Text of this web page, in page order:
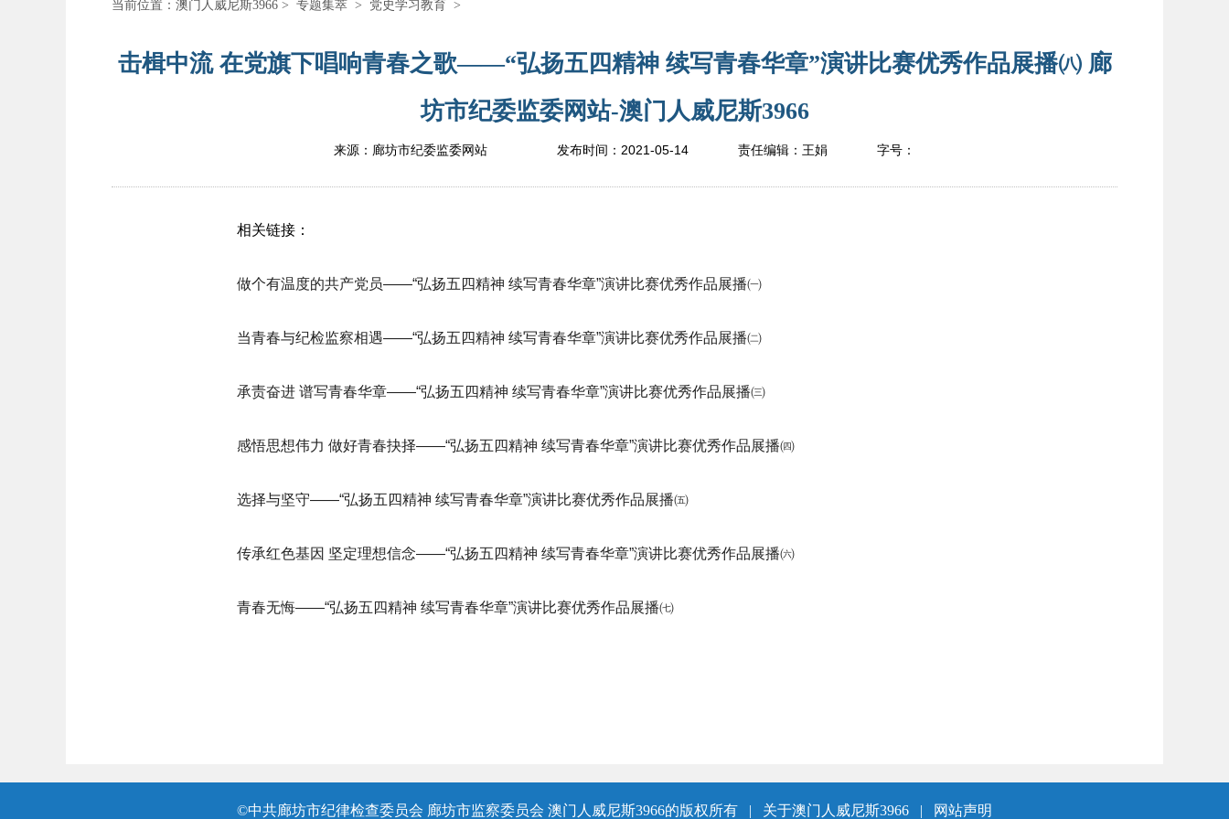
当前位置： 澳门人威尼斯3966 > 专题集萃 > 党史学习教育 >
击楫中流 在党旗下唱响青春之歌——“弘扬五四精神 续写青春华章”演讲比赛优秀作品展播㈧ 廊
坊市纪委监委网站-澳门人威尼斯3966
来源：廊坊市纪委监委网站 发布时间： 2021-05-14 责任编辑： 王娟 字号：
相关链接：
做个有温度的共产党员——“弘扬五四精神 续写青春华章”演讲比赛优秀作品展播㈠
当青春与纪检监察相遇——“弘扬五四精神 续写青春华章”演讲比赛优秀作品展播㈡
承责奋进 谱写青春华章——“弘扬五四精神 续写青春华章”演讲比赛优秀作品展播㈢
感悟思想伟力 做好青春抉择——“弘扬五四精神 续写青春华章”演讲比赛优秀作品展播㈣
选择与坚守——“弘扬五四精神 续写青春华章”演讲比赛优秀作品展播㈤
传承红色基因 坚定理想信念——“弘扬五四精神 续写青春华章”演讲比赛优秀作品展播㈥
青春无悔——“弘扬五四精神 续写青春华章”演讲比赛优秀作品展播㈦
©中共廊坊市纪律检查委员会 廊坊市监察委员会 澳门人威尼斯3966的版权所有 | 关于澳门人威尼斯3966 | 网站声明